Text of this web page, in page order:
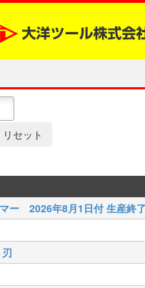
ー 2026年8月1日付 生産終